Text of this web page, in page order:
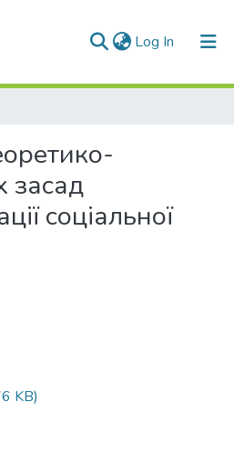
Log In (current)
засад
соціальної
KB)